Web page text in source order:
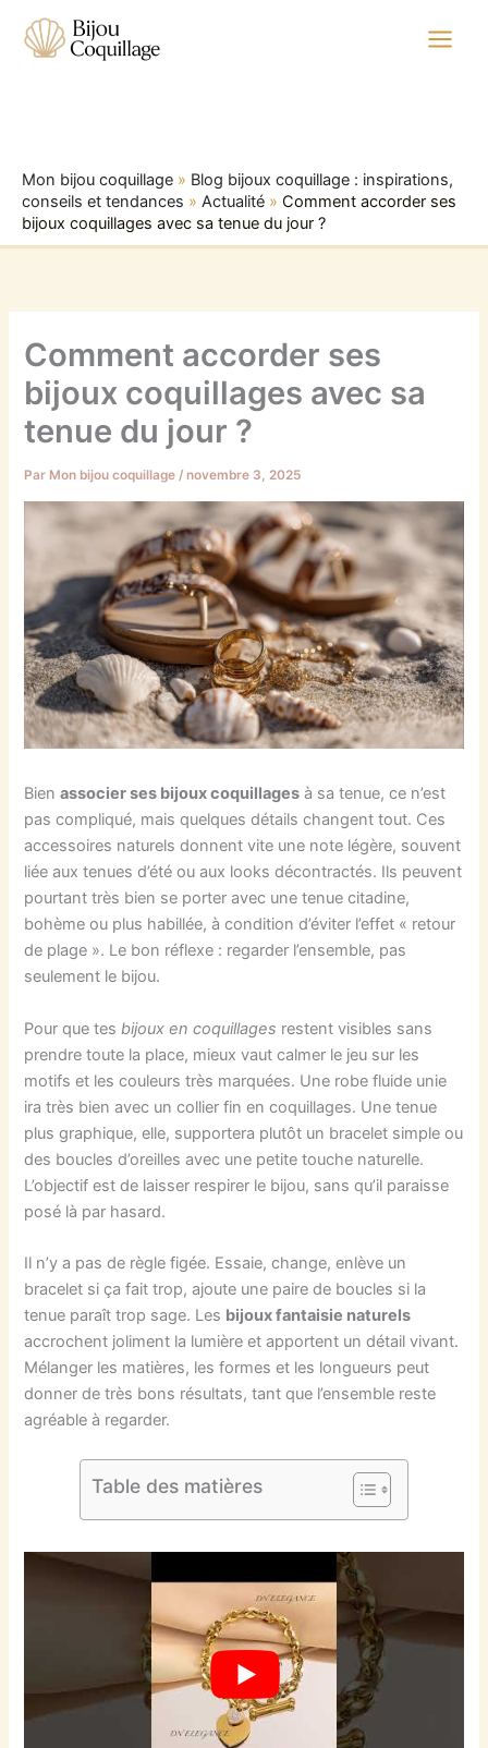
contenu
Mon bijou coquillage » Blog bijoux coquillage : inspirations,
conseils et tendances » Actualité » Comment accorder ses
bijoux coquillages avec sa tenue du jour ?
Comment accorder ses
bijoux coquillages avec sa
tenue du jour ?
Par Mon bijou coquillage/novembre 3, 2025
Bienassocier ses bijoux coquillages à sa tenue, ce n’est
pas compliqué, mais quelques détails changent tout. Ces
accessoires naturels donnent vite une note légère, souvent
liée aux tenues d’été ou aux looks décontractés. Ils peuvent
pourtant très bien se porter avec une tenue citadine,
bohème ou plus habillée, à condition d’éviter l’effet « retour
de plage ». Le bon réflexe : regarder l’ensemble, pas
seulement le bijou.
Pour que tesbijoux en coquillages restent visibles sans
prendre toute la place, mieux vaut calmer le jeu sur les
motifs et les couleurs très marquées. Une robe fluide unie
ira très bien avec un collier fin en coquillages. Une tenue
plus graphique, elle, supportera plutôt un bracelet simple ou
des boucles d’oreilles avec une petite touche naturelle.
L’objectif est de laisser respirer le bijou, sans qu’il paraisse
posé là par hasard.
Il n’y a pas de règle figée. Essaie, change, enlève un
bracelet si ça fait trop, ajoute une paire de boucles si la
tenue paraît trop sage. Les bijoux fantaisie naturels
accrochent joliment la lumière et apportent un détail vivant.
Mélanger les matières, les formes et les longueurs peut
donner de très bons résultats, tant que l’ensemble reste
agréable à regarder.
Table des matières